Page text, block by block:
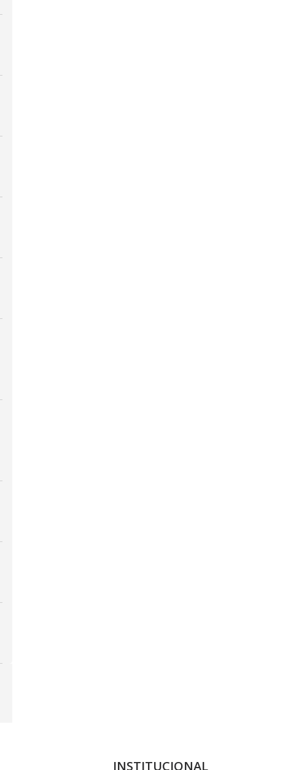
INSTITUCIONAL